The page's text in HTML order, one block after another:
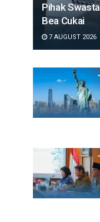
Pihak
Bea Cukai
7 AUGUST 2026